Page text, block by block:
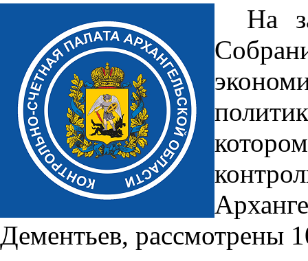
На
Дементьев, рассмотрены